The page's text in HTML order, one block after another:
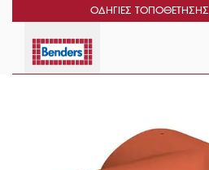
ΟΔΗΓΊΕΣ ΤΟΠΟΘΈΤΗΣΗΣ